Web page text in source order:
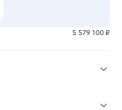
5 579 100 ₽